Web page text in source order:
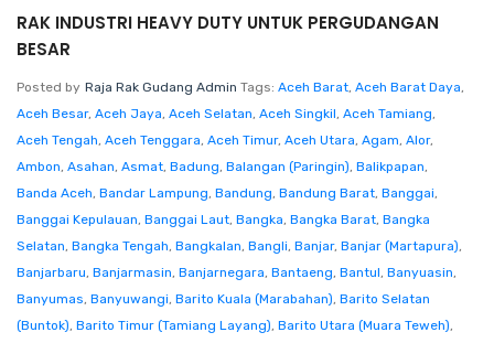
RAK INDUSTRI HEAVY DUTY UNTUK PERGUDANGAN
BESAR
Posted by Raja Rak Gudang Admin Tags: Aceh Barat, Aceh Barat Daya,
Aceh Besar, Aceh Jaya, Aceh Selatan, Aceh Singkil, Aceh Tamiang,
Aceh Tengah, Aceh Tenggara, Aceh Timur, Aceh Utara, Agam, Alor,
Ambon, Asahan, Asmat, Badung, Balangan (Paringin), Balikpapan,
Banda Aceh, Bandar Lampung, Bandung, Bandung Barat, Banggai,
Banggai Kepulauan, Banggai Laut, Bangka, Bangka Barat, Bangka
Selatan, Bangka Tengah, Bangkalan, Bangli, Banjar, Banjar (Martapura),
Banjarbaru, Banjarmasin, Banjarnegara, Bantaeng, Bantul, Banyuasin,
Banyumas, Banyuwangi, Barito Kuala (Marabahan), Barito Selatan
(Buntok), Barito Timur (Tamiang Layang), Barito Utara (Muara Teweh),